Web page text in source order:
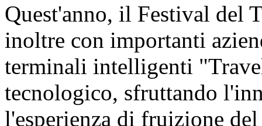
Quest'anno, il Festival del
inoltre con importanti
terminali intelligenti
tecnologico, sfruttando
l'esperienza di fruizione